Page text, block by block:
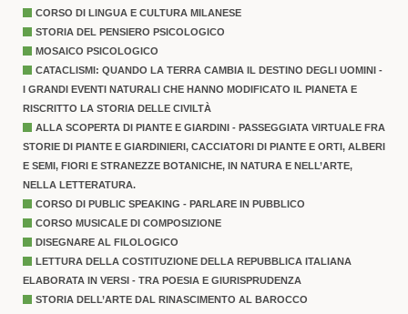
CORSO DI LINGUA E CULTURA MILANESE
STORIA DEL PENSIERO PSICOLOGICO
MOSAICO PSICOLOGICO
CATACLISMI: QUANDO LA TERRA CAMBIA IL DESTINO DEGLI UOMINI -
I GRANDI EVENTI NATURALI CHE HANNO MODIFICATO IL PIANETA E
RISCRITTO LA STORIA DELLE CIVILTÀ
ALLA SCOPERTA DI PIANTE E GIARDINI - PASSEGGIATA VIRTUALE FRA
STORIE DI PIANTE E GIARDINIERI, CACCIATORI DI PIANTE E ORTI, ALBERI
E SEMI, FIORI E STRANEZZE BOTANICHE, IN NATURA E NELL’ARTE,
NELLA LETTERATURA.
CORSO DI PUBLIC SPEAKING - PARLARE IN PUBBLICO
CORSO MUSICALE DI COMPOSIZIONE
DISEGNARE AL FILOLOGICO
LETTURA DELLA COSTITUZIONE DELLA REPUBBLICA ITALIANA
ELABORATA IN VERSI - TRA POESIA E GIURISPRUDENZA
STORIA DELL’ARTE DAL RINASCIMENTO AL BAROCCO